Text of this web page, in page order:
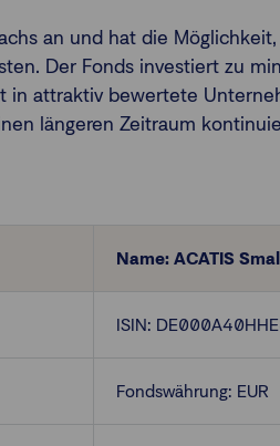
an und hat die
Der Fonds investiert zu
in attraktiv bewertete
längeren Zeitraum
Name: ACATIS
ISIN:
Fondswährung: EUR